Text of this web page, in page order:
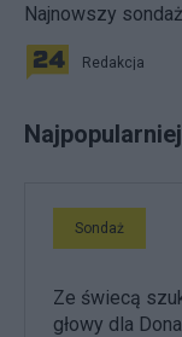
Najnowszy sondaż
Redakcja
Sondaż
Ze świecą
głowy dla